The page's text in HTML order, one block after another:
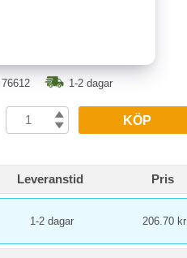
76612 1-2 dagar
KÖP
Leveranstid Pris
1-2 dagar 206.70 kr